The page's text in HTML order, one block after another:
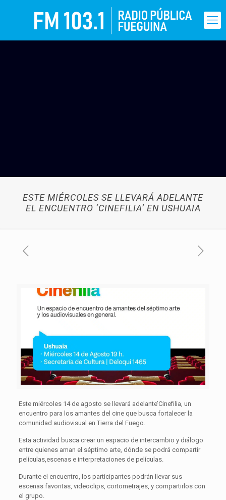
ESTE MIÉRCOLES SE LLEVARÁ ADELANTE
EL ENCUENTRO ‘CINEFILIA’ EN USHUAIA
Este miércoles 14 de agosto se llevará adelante’Cinefilia, un
encuentro para los amantes del cine que busca fortalecer la
comunidad audiovisual en Tierra del Fuego.
Esta actividad busca crear un espacio de intercambio y diálogo
entre quienes aman el séptimo arte, dónde se podrá compartir
películas,escenas e interpretaciones de películas.
Durante el encuentro, los participantes podrán llevar sus
escenas favoritas, videoclips, cortometrajes, y compartirlos con
el grupo.